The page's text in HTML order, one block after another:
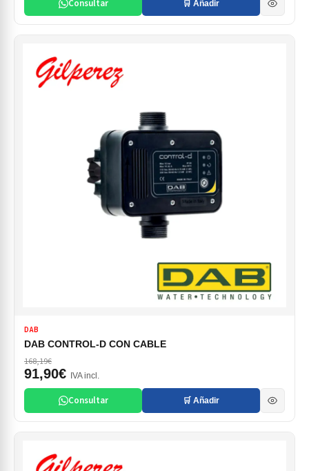
Consultar 🛒 Añadir
DAB
DAB CONTROL-D CON CABLE
168,19€
91,90€ IVA incl.
Consultar 🛒 Añadir